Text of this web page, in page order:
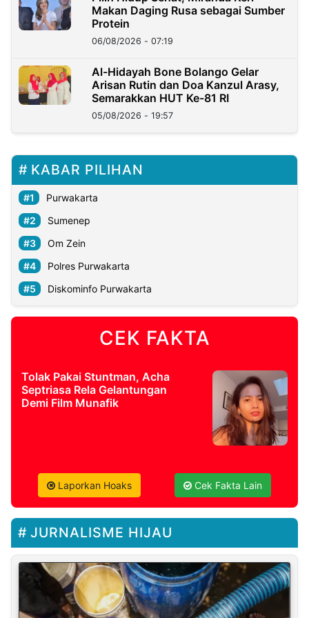
Makan Daging Rusa sebagai Sumber
Protein
06/08/2026 - 07:19
Al-Hidayah Bone Bolango Gelar
Arisan Rutin dan Doa Kanzul Arasy,
Semarakkan HUT Ke-81 RI
05/08/2026 - 19:57
KABAR PILIHAN
Purwakarta
Sumenep
Om Zein
Polres Purwakarta
Diskominfo Purwakarta
CEK FAKTA
Tolak Pakai Stuntman, Acha
Septriasa Rela Gelantungan
Demi Film Munafik
Laporkan Hoaks Cek Fakta Lain
JURNALISME HIJAU